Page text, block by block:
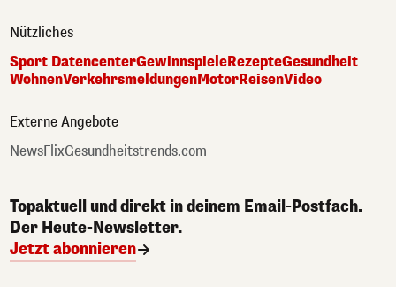
Nützliches
Sport DatencenterGewinnspieleRezepteGesundheit
WohnenVerkehrsmeldungenMotorReisenVideo
Externe Angebote
NewsFlixGesundheitstrends.com
Topaktuell und direkt in deinem Email-Postfach.
Der Heute-Newsletter.
Jetzt abonnieren